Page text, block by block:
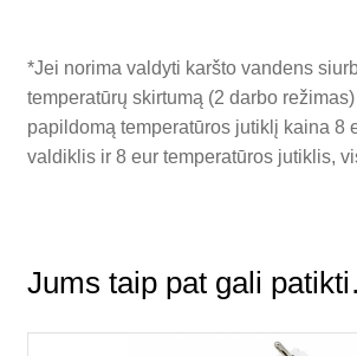
*Jei norima valdyti karšto vandens
temperatūrų skirtumą (2 darbo
papildomą temperatūros jutiklį kaina 8
valdiklis ir 8 eur temperatūros jutiklis,
Jums taip pat gali